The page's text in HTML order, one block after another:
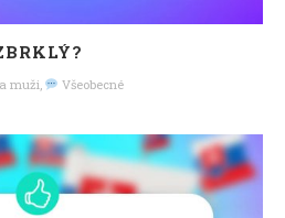
muži, Všeobecné